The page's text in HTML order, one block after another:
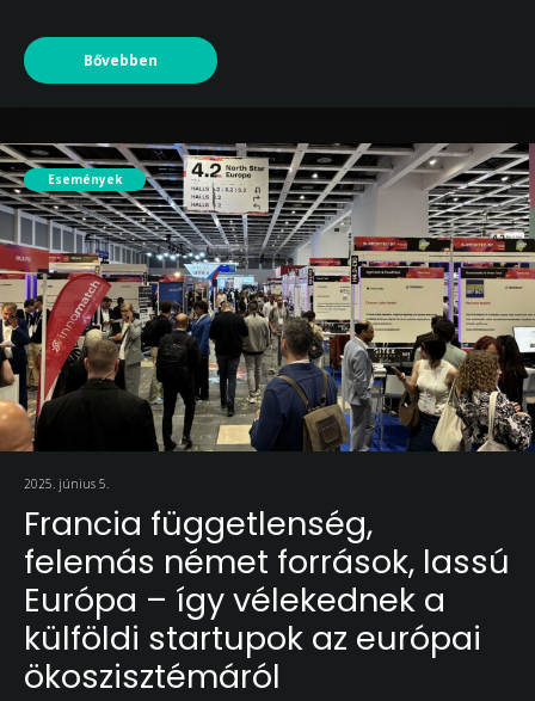
Bővebben
Események
2025. június 5.
Francia függetlenség,
felemás német források, lassú
Európa – így vélekednek a
külföldi startupok az európai
ökoszisztémáról